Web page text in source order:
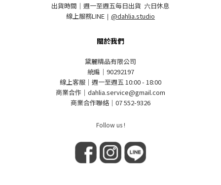
出貨時間｜週一至週五每日出貨 六日休息
線上服務LINE ｜ @dahlia.studio
關於我們
黛麗精品有限公司
統編｜90292197
線上客服｜週一至週五 10:00 - 18:00
商業合作｜dahlia.service@gmail.com
商業合作聯絡｜07 552-9326
Follow us !